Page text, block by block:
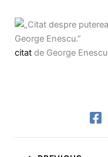
citat de George Enescu